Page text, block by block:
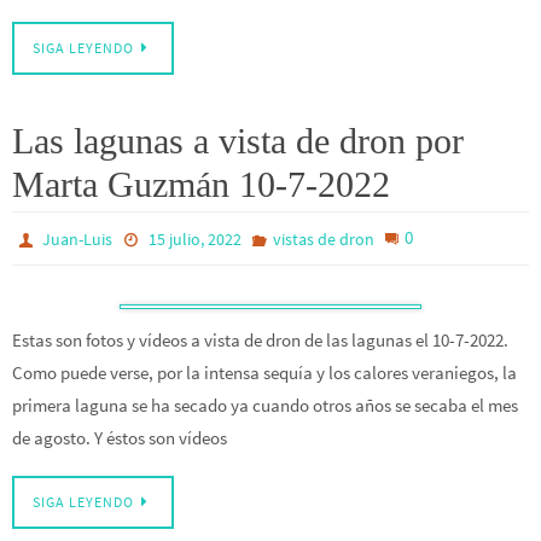
SIGA LEYENDO
Las lagunas a vista de dron por
Marta Guzmán 10-7-2022
Juan-Luis 15 julio, 2022 vistas de dron 0
Estas son fotos y vídeos a vista de dron de las lagunas el 10-7-2022.
Como puede verse, por la intensa sequía y los calores veraniegos, la
primera laguna se ha secado ya cuando otros años se secaba el mes
de agosto. Y éstos son vídeos
SIGA LEYENDO